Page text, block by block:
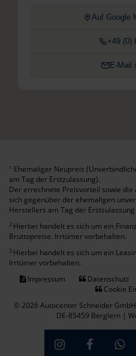
Auf Google
+49 (0)
E-Mail
1 Ehemaliger Neupreis
am Tag der Erstzulassung).
Der errechnete Preisvorteil sowie
sich gegenüber der ehemaligen
Herstellers am Tag der
2 Hierbei handelt es sich um ein
Bruttopreise. Irrtümer vorbehalten.
3 Hierbei handelt es sich um ein
Irrtümer vorbehalten.
Impressum
Datenschutz
Cookie
© 2026 Autocenter Schneider
DE-85459 Berglern |